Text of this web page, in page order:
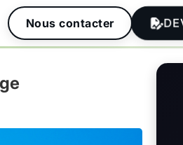
Nous contacter